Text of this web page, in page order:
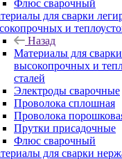
Флюс сварочный
для сварки
и
Назад
Материалы для
высокопрочных и
сталей
Электроды сварочные
Проволока сплошная
Проволока
Прутки присадочные
Флюс сварочный
для сварки